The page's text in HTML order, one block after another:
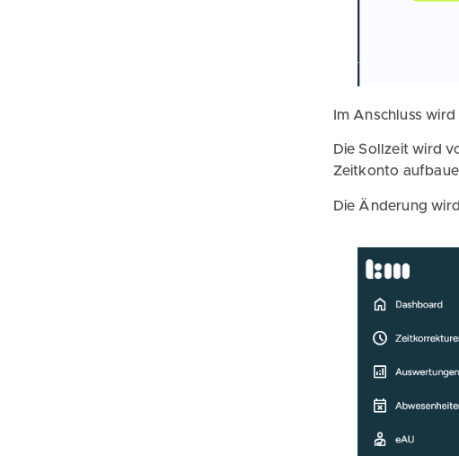
Im Anschluss
Die Sollzeit wird
Zeitkonto
Die Änderung